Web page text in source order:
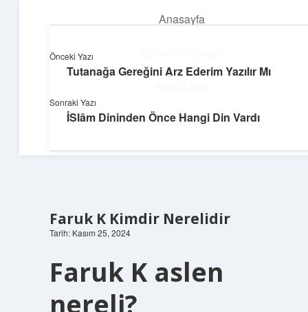
Anasayfa
Hakkımızda
Deniz Esintisi Hikayeler
Dalgalardan ilham alan neşeli bilgiler!
Faruk K Kimdir Nerelidir
Tarih: Kasım 25, 2024
Faruk K aslen
nereli?
Önceki Yazı
Tutanağa Gereğini Arz Ederim Yazılır Mı
Sonraki Yazı
İSlâm Dininden Önce Hangi Din Vardı